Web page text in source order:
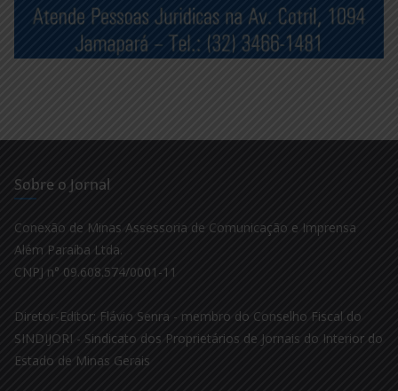
Sobre o Jornal
Conexão de Minas Assessoria de Comunicação e Imprensa
Além Paraíba Ltda.
CNPJ n° 09.608.574/0001-11
Diretor-Editor: Flávio Senra - membro do Conselho Fiscal do
SINDIJORI - Sindicato dos Proprietários de Jornais do Interior do
Estado de Minas Gerais